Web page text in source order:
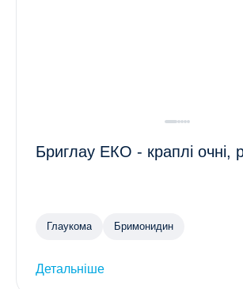
Бриглау ЕКО - краплі очні,
Глаукома Бримонидин
Детальніше